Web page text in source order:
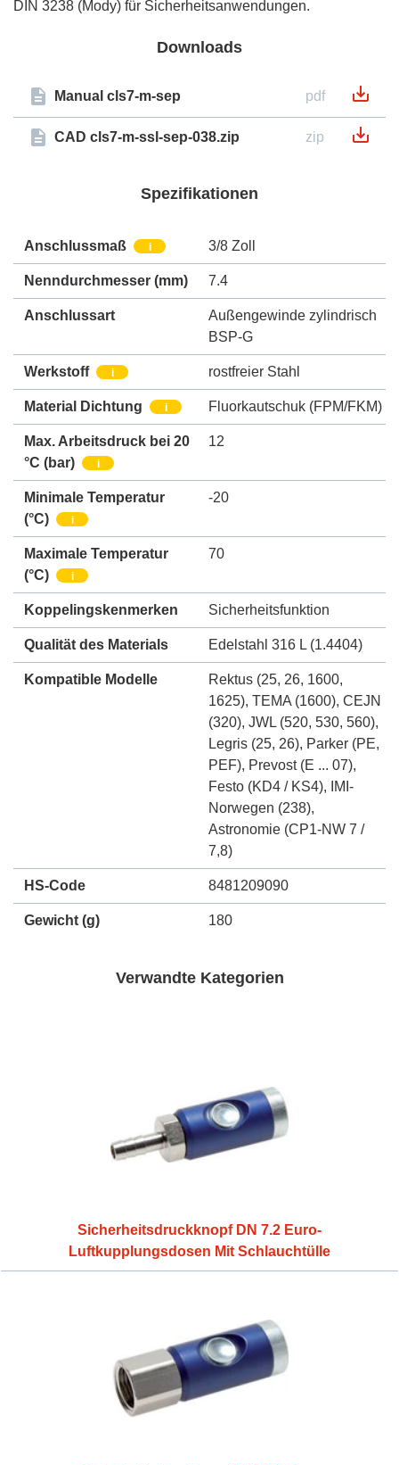
DIN 3238 (Mody) für Sicherheitsanwendungen.
Downloads
Manual cls7-m-sep pdf
CAD cls7-m-ssl-sep-038.zip zip
Spezifikationen
Anschlussmaß i 3/8 Zoll
Nenndurchmesser (mm) 7.4
Anschlussart
Außengewinde zylindrisch
BSP-G
Werkstoff i rostfreier Stahl
Material Dichtung i Fluorkautschuk (FPM/FKM)
Max. Arbeitsdruck bei 20
°C (bar)
i
12
Minimale Temperatur
(°C)
i
-20
Maximale Temperatur
(°C)
i
70
Koppelingskenmerken Sicherheitsfunktion
Qualität des Materials Edelstahl 316 L (1.4404)
Kompatible Modelle
Rektus (25, 26, 1600,
1625), TEMA (1600), CEJN
(320), JWL (520, 530, 560),
Legris (25, 26), Parker (PE,
PEF), Prevost (E ... 07),
Festo (KD4 / KS4),
IMI-
Norwegen (238),
Astronomie (CP1-NW 7 /
7,8)
HS-Code 8481209090
Gewicht (g) 180
Verwandte Kategorien
Sicherheitsdruckknopf DN 7.2 Euro-
Luftkupplungsdosen Mit Schlauchtülle